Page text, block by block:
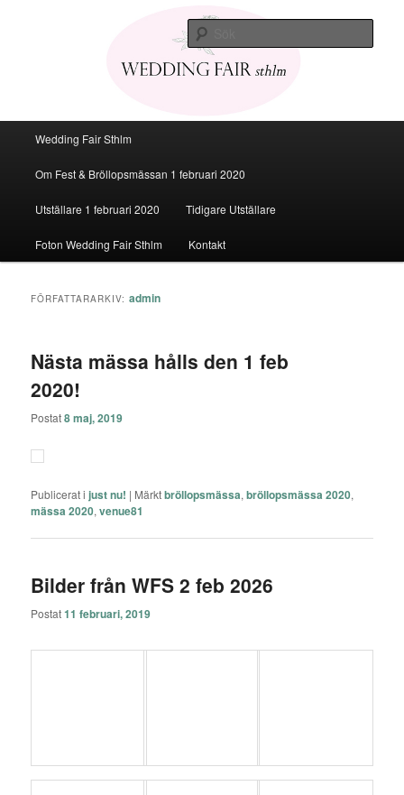
Bröllopsmässa Stockholm 2020
Hoppa
till
huvudinnehåll
Hoppa
till
sekundärt
Wedding Fair Sthlm
Om Fest & Bröllopsmässan 1 februari 2020
Utställare 1 februari 2020 Tidigare Utställare
Foton Wedding Fair Sthlm Kontakt
FÖRFATTARARKIV:admin
Nästa mässa hålls den 1 feb
2020!
Postat8 maj, 2019
Publicerat i just nu! | Märktbröllopsmässa,bröllopsmässa 2020,
mässa 2020,venue81
Bilder från WFS 2 feb 2026
Postat11 februari, 2019